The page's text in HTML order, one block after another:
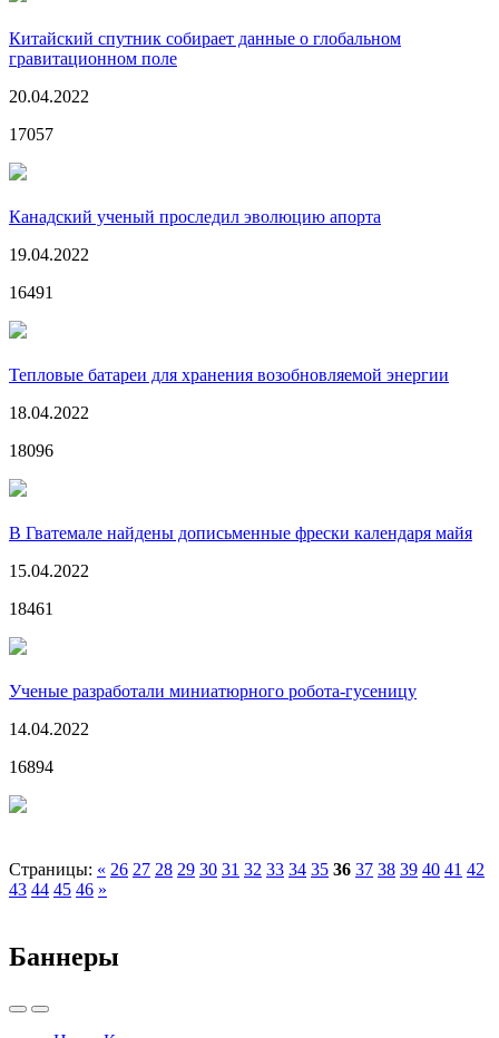
Китайский спутник собирает данные о глобальном
гравитационном поле
20.04.2022
17057
Канадский ученый проследил эволюцию апорта
19.04.2022
16491
Тепловые батареи для хранения возобновляемой энергии
18.04.2022
18096
В Гватемале найдены дописьменные фрески календаря майя
15.04.2022
18461
Ученые разработали миниатюрного робота-гусеницу
14.04.2022
16894
Страницы: « 26 27 28 29 30 31 32 33 34 35 36 37 38 39 40 41 42
43 44 45 46 »
Баннеры